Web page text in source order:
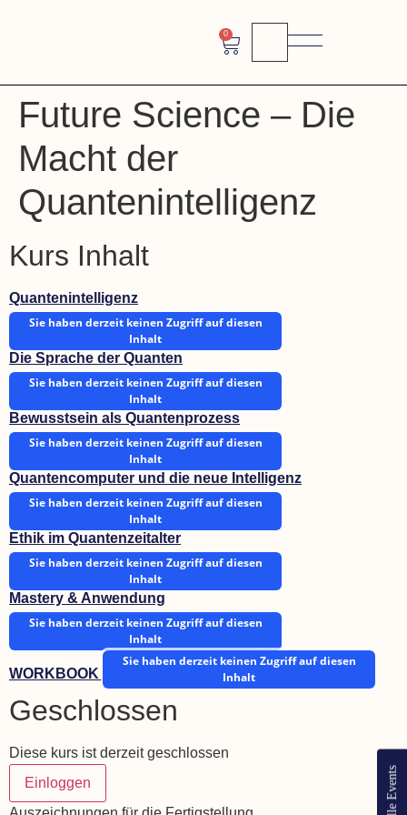
0
Future Science – Die
Macht der
Quantenintelligenz
Kurs Inhalt
Quantenintelligenz
Sie haben derzeit keinen Zugriff auf diesen
Inhalt
Die Sprache der Quanten
Sie haben derzeit keinen Zugriff auf diesen
Inhalt
Bewusstsein als Quantenprozess
Sie haben derzeit keinen Zugriff auf diesen
Inhalt
Quantencomputer und die neue Intelligenz
Sie haben derzeit keinen Zugriff auf diesen
Inhalt
Ethik im Quantenzeitalter
Sie haben derzeit keinen Zugriff auf diesen
Inhalt
Mastery & Anwendung
Sie haben derzeit keinen Zugriff auf diesen
Inhalt
WORKBOOK
Sie haben derzeit keinen Zugriff auf diesen
Inhalt
Geschlossen
Diese kurs ist derzeit geschlossen
Einloggen